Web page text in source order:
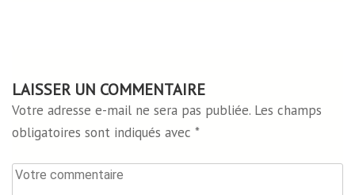
LAISSER UN COMMENTAIRE
Votre adresse e-mail ne sera pas publiée. Les champs
obligatoires sont indiqués avec *
Votre